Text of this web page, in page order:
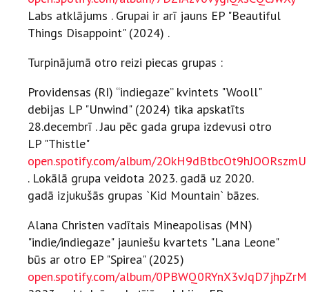
Labs atklājums . Grupai ir arī jauns EP "Beautiful
Things Disappoint" (2024) .
Turpinājumā otro reizi piecas grupas :
Providensas (RI) “indiegaze” kvintets "Wooll"
debijas LP "Unwind" (2024) tika apskatīts
28.decembrī . Jau pēc gada grupa izdevusi otro
LP "Thistle"
open.spotify.com/album/2OkH9dBtbcOt9hJOORszmU
. Lokālā grupa veidota 2023. gadā uz 2020.
gadā izjukušās grupas `Kid Mountain` bāzes.
Alana Christen vadītais Mineapolisas (MN)
"indie/indiegaze" jauniešu kvartets "Lana Leone"
būs ar otro EP "Spirea" (2025)
open.spotify.com/album/0PBWQ0RYnX3vJqD7jhpZrM